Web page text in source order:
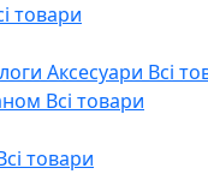
товари
Аксесуари Всі
Всі товари
товари